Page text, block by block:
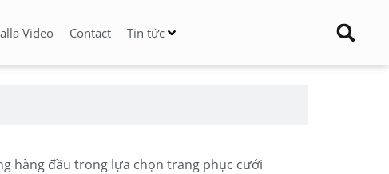
Video Contact Tin tức
hàng đầu trong lựa chọn trang phục cưới